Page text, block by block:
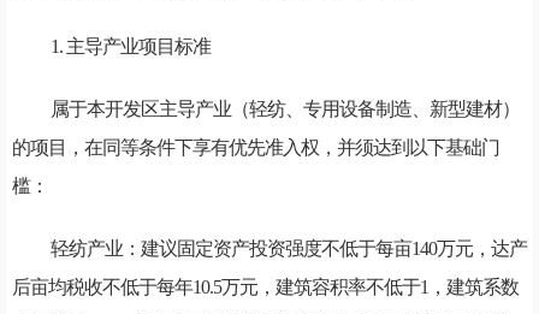
1. 主导产业项目标准
属于本开发区主导产业（轻纺、专用设备制造、新型建材）
的项目，在同等条件下享有优先准入权，并须达到以下基础门
槛：
轻纺产业：建议固定资产投资强度不低于每亩140万元，达产
后亩均税收不低于每年10.5万元，建筑容积率不低于1，建筑系数